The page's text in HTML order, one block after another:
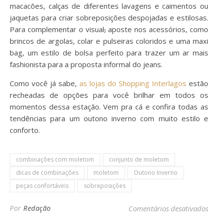
macacões, calças de diferentes lavagens e caimentos ou
jaquetas para criar sobreposições despojadas e estilosas.
Para complementar o visual,aposte nos acessórios, como
brincos de argolas, colar e pulseiras coloridos e uma maxi
bag, um estilo de bolsa perfeito para trazer um ar mais
fashionista para a proposta informal do jeans.
Como você já sabe, as lojas do Shopping Interlagos estão
recheadas de opções para você brilhar em todos os
momentos dessa estação. Vem pra cá e confira todas as
tendências para um outono inverno com muito estilo e
conforto.
combinações com moletom
conjunto de moletom
dicas de combinações
moletom
Outono Inverno
peças confortáveis
sobreposições
Por Redação Comentários desativados